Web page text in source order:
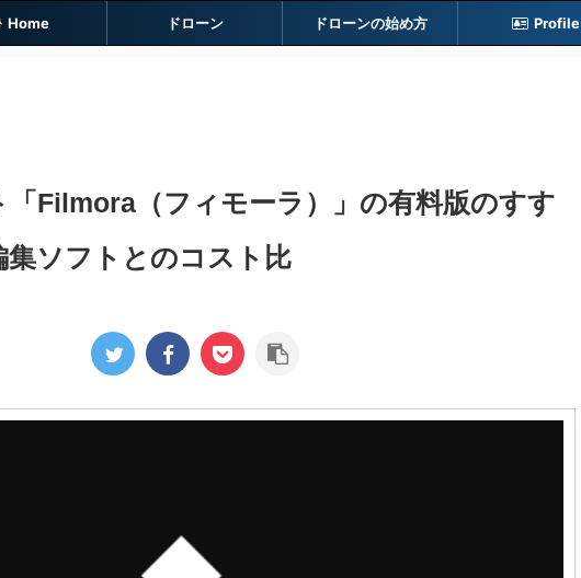
Home ドローン ドローンの始め方 Profile
「Filmora（フィモーラ）」の有料版のすす
集ソフトとのコスト比